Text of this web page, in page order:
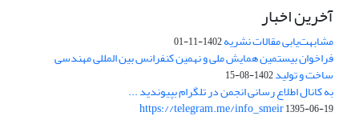
آخرین اخبار
مشابهت‌یابی مقالات نشریه1402-11-01
فراخوان بیستمین همایش ملی و نهمین کنفرانس بین المللی مهندسی
ساخت و تولید1402-08-15
به کانال اطلاع رسانی انجمن در تلگرام بپیوندید ...
https://telegram.me/info_smeir1395-06-19